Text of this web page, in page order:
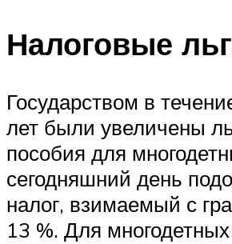
Налоговые
Государством в
лет были увеличены
пособия для
сегодняшний день
налог, взимаемый с
13 %. Для